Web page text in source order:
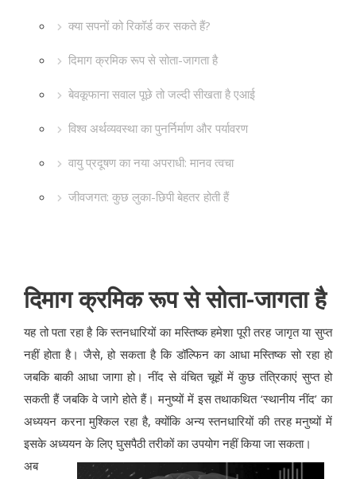
क्या सपनों को रिकॉर्ड कर सकते हैं?
दिमाग क्रमिक रूप से सोता-जागता है
बेवकूफाना सवाल पूछे तो जल्दी सीखता है एआई
विश्व अर्थव्यवस्था का पुनर्निर्माण और पर्यावरण
वायु प्रदूषण का नया अपराधी: मानव त्वचा
जीवजगत: कुछ लुका-छिपी बेहतर होती हैं
दिमाग क्रमिक रूप से सोता-जागता है
यह तो पता रहा है कि स्तनधारियों का मस्तिष्क हमेशा पूरी तरह जागृत या सुप्त
नहीं होता है। जैसे, हो सकता है कि डॉल्फिन का आधा मस्तिष्क सो रहा हो
जबकि बाकी आधा जागा हो। नींद से वंचित चूहों में कुछ तंत्रिकाएं सुप्त हो
सकती हैं जबकि वे जागे होते हैं। मनुष्यों में इस तथाकथित ‘स्थानीय नींद’ का
अध्ययन करना मुश्किल रहा है, क्योंकि अन्य स्तनधारियों की तरह मनुष्यों में
इसके अध्ययन के लिए घुसपैठी तरीकों का उपयोग नहीं किया जा सकता।
अब